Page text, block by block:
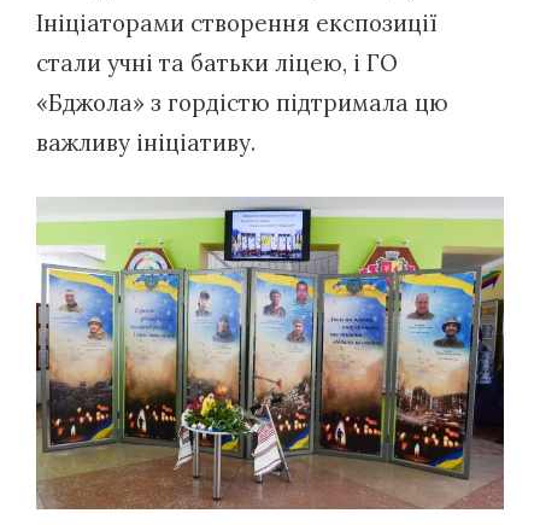
Ініціаторами створення експозиції
стали учні та батьки ліцею, і ГО
«Бджола» з гордістю підтримала цю
важливу ініціативу.